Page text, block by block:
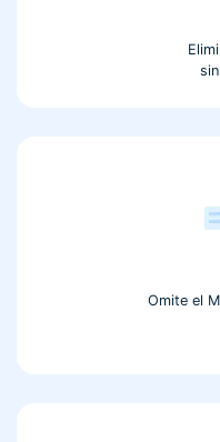
Omite el